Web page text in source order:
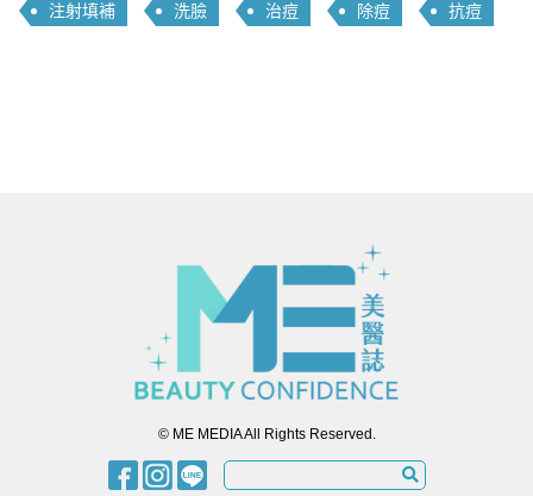
注射填補 洗臉 治痘 除痘 抗痘
© ME MEDIA All Rights Reserved.